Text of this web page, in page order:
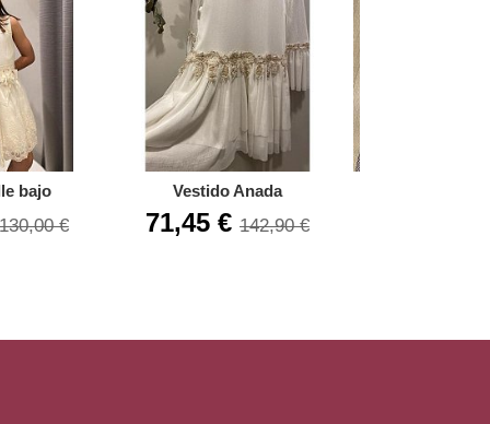
bajo
130,00 €
Vestido Anada
71,45 € 142,90 €